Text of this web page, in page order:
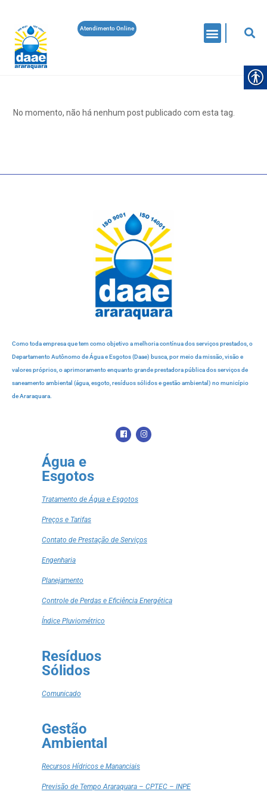
Atendimento Online
No momento, não há nenhum post publicado com esta tag.
Como toda empresa que tem como objetivo a melhoria contínua dos serviços prestados, o
Departamento Autônomo de Água e Esgotos (Daae) busca, por meio da missão, visão e
valores próprios, o aprimoramento enquanto grande prestadora pública dos serviços de
saneamento ambiental (água, esgoto, resíduos sólidos e gestão ambiental) no município
de Araraquara.
Água e
Esgotos
Tratamento de Água e Esgotos
Preços e Tarifas
Contato de Prestação de Serviços
Engenharia
Planejamento
Controle de Perdas e Eficiência Energética
Índice Pluviométrico
Resíduos
Sólidos
Comunicado
Gestão
Ambiental
Recursos Hídricos e Mananciais
Previsão de Tempo Araraquara – CPTEC – INPE